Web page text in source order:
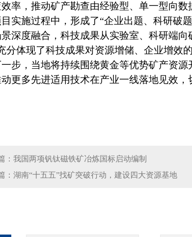
率，推动矿产勘查由经验型、单一型向数
施过程中，形成了“企业出题、科研破题
深度融合，科技成果从实验室、科研端
分体现了科技成果对资源增储、企业增效
，当地将持续围绕黄金等优势矿产资源
更多先进适用技术在产业一线落地见效
：我国两项钒钛磁铁矿冶炼国标启动编制
：湖南“十五五”找矿突破行动，建设四大资源基地